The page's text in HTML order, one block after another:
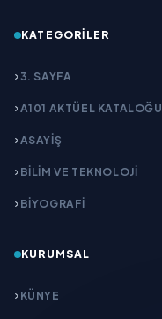
KATEGORILER
3. SAYFA
A101 AKTÜEL KATALOĞU
ASAYİŞ
BİLİM VE TEKNOLOJİ
BİYOGRAFİ
KURUMSAL
KÜNYE